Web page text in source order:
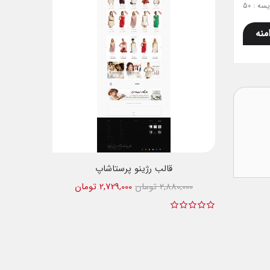
: 50
قالب رژینو پرستاشاپ
2,729,000 تومان
2,880,000 تومان